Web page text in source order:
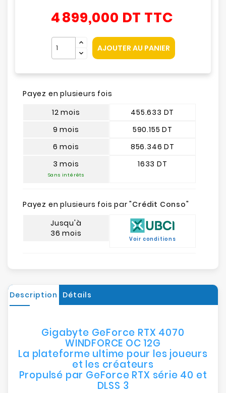
4 899,000 DT TTC
AJOUTER AU PANIER
Payez en plusieurs fois
12 mois
9 mois
6 mois
3 mois
Sans intérêts
455.633 DT
590.155 DT
856.346 DT
1633 DT
Payez en plusieurs fois par "Crédit Conso"
Jusqu'à
36 mois
Voir conditions
Description Détails
Gigabyte GeForce RTX 4070
WINDFORCE OC 12G
La plateforme ultime pour les joueurs
et les créateurs
Propulsé par GeForce RTX série 40 et
DLSS 3